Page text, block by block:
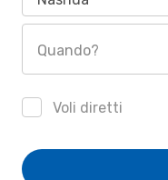
Quando?
Voli diretti